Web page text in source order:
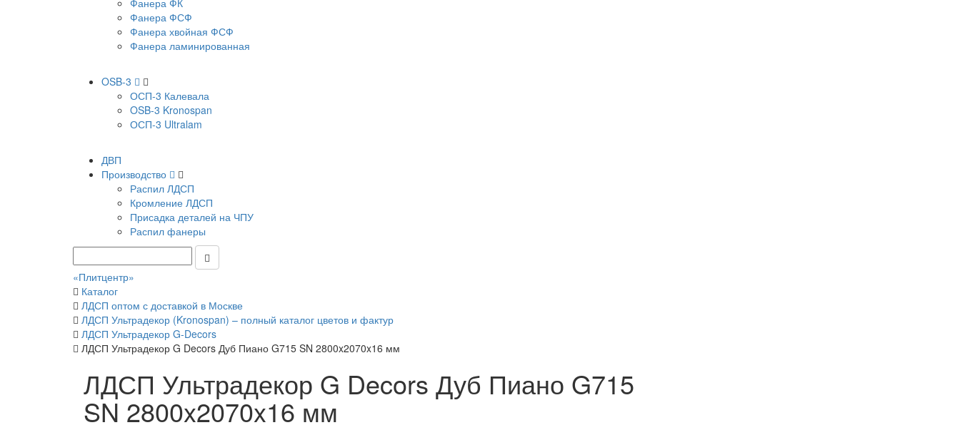
Фанера ФК
Фанера ФСФ
Фанера хвойная ФСФ
Фанера ламинированная
OSB-3
ОСП-3 Калевала
OSB-3 Kronospan
ОСП-3 Ultralam
ДВП
Производство
Распил ЛДСП
Кромление ЛДСП
Присадка деталей на ЧПУ
Распил фанеры
«Плитцентр»
Каталог
ЛДСП оптом с доставкой в Москве
ЛДСП Ультрадекор (Kronospan) – полный каталог цветов и фактур
ЛДСП Ультрадекор G-Decors
ЛДСП Ультрадекор G Decors Дуб Пиано G715 SN 2800x2070x16 мм
ЛДСП Ультрадекор G Decors Дуб Пиано G715
SN 2800x2070x16 мм